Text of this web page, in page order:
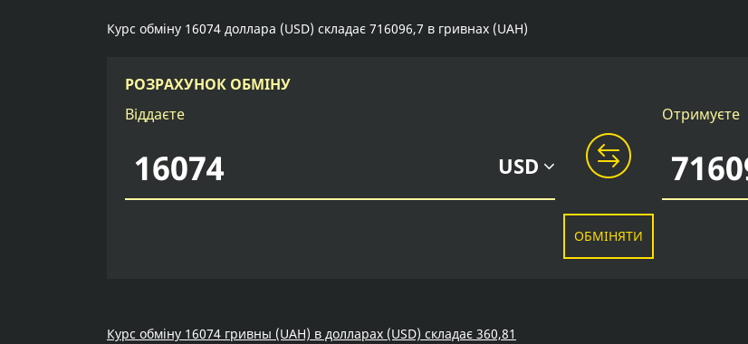
Курс обміну 16074 доллара (USD) складає 716096,7 в гривнах (UAH)
РОЗРАХУНОК ОБМІНУ
Віддаєте
USD
Отримуєте
ОБМІНЯТИ
Курс обміну 16074 гривны (UAH) в долларах (USD) складає 360,81